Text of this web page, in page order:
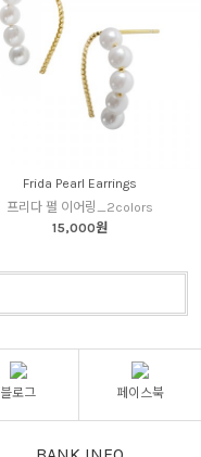
Frida Pearl Earrings
프리다 펄 이어링_2colors
15,000원
블로그 페이스북